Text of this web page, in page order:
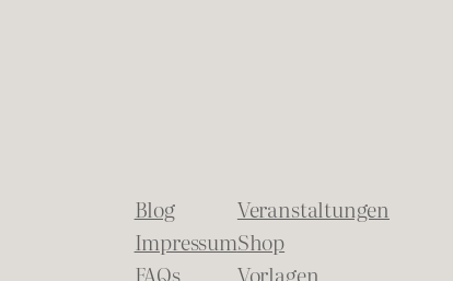
Blog
Impressum
FAQs
Veranstaltungen
Shop
Vorlagen